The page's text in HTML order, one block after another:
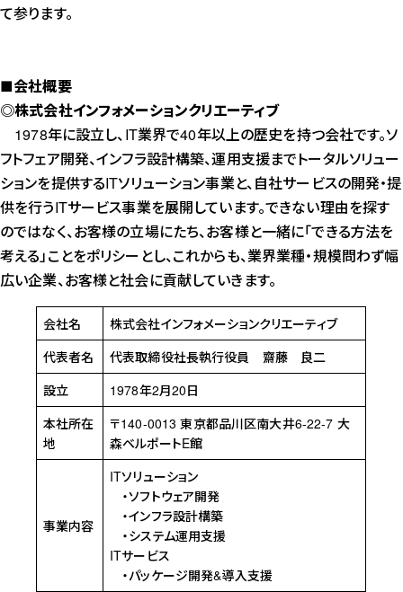
て参ります。
■会社概要
◎株式会社インフォメーションクリエーティブ
1978年に設立し、IT業界で40年以上の歴史を持つ会社です。ソ
フトフェア開発、インフラ設計構築、運用支援までトータルソリュー
ションを提供するITソリューション事業と、自社サービスの開発・提
供を行うITサービス事業を展開しています。できない理由を探す
のではなく、お客様の立場にたち、お客様と一緒に「できる方法を
考える」ことをポリシーとし、これからも、業界業種・規模問わず幅
広い企業、お客様と社会に貢献していきます。
会社名
株式会社インフォメーションクリエーティブ
代表者名
代表取締役社長執行役員 齋藤 良二
設立
1978年2月20日
本社所在
地
〒140-0013 東京都品川区南大井6-22-7 大
森ベルポートE館
事業内容
ITソリューション
・ソフトウェア開発
・インフラ設計構築
・システム運用支援
ITサービス
・パッケージ開発&導入支援